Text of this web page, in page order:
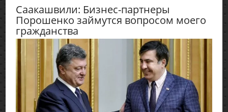
Саакашвили: Бизнес-партнеры
Порошенко займутся вопросом моего
гражданства